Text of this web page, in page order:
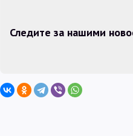
Следите за нашими